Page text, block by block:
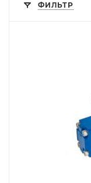
ФИЛЬТР